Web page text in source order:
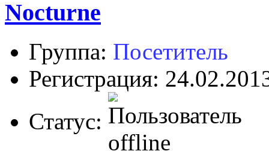
Nocturne
Группа: Посетитель
Регистрация:
Статус: